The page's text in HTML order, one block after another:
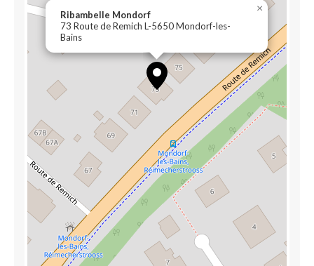
Ribambelle Mondorf
73 Route de Remich L-5650 Mondorf-les-
Bains
×